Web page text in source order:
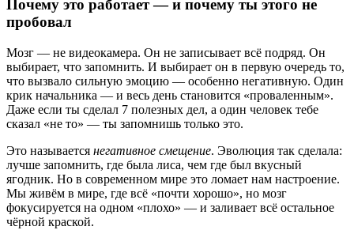
Почему это работает — и почему ты этого не
пробовал
Мозг — не видеокамера. Он не записывает всё подряд. Он
выбирает, что запомнить. И выбирает он в первую очередь то,
что вызвало сильную эмоцию — особенно негативную. Один
крик начальника — и весь день становится «проваленным».
Даже если ты сделал 7 полезных дел, а один человек тебе
сказал «не то» — ты запомнишь только это.
Это называется негативное смещение. Эволюция так сделала:
лучше запомнить, где была лиса, чем где был вкусный
ягодник. Но в современном мире это ломает нам настроение.
Мы живём в мире, где всё «почти хорошо», но мозг
фокусируется на одном «плохо» — и заливает всё остальное
чёрной краской.